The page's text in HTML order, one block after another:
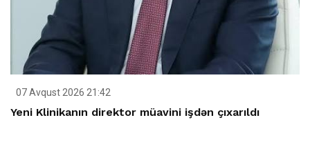
07 Avqust 2026 21:42
Yeni Klinikanın direktor müavini işdən çıxarıldı